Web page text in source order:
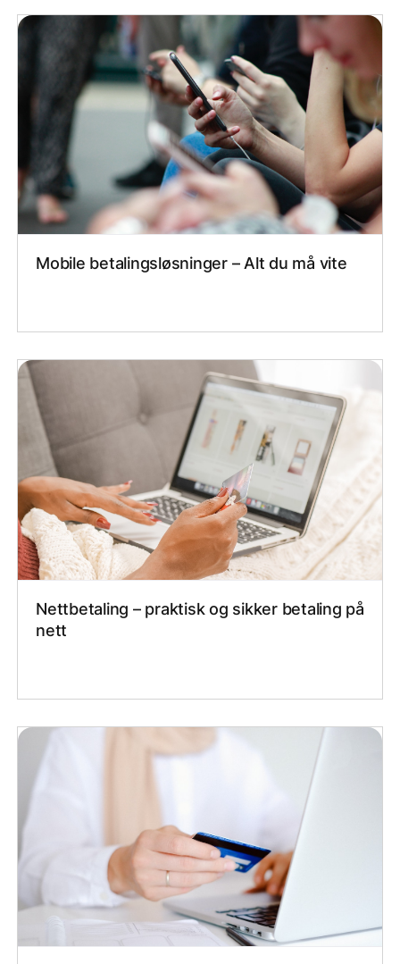
Mobile betalingsløsninger – Alt du må vite
Nettbetaling – praktisk og sikker betaling på
nett